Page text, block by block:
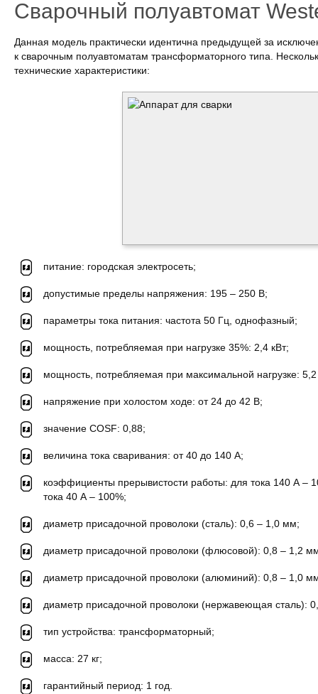
Сварочный полуавтомат
Данная модель практически идентична предыдущей за
к сварочным полуавтоматам трансформаторного типа.
технические характеристики:
питание: городская электросеть;
допустимые пределы напряжения: 195 – 250 В;
параметры тока питания: частота 50 Гц, однофазный;
мощность, потребляемая при нагрузке 35%: 2,4 кВт;
мощность, потребляемая при максимальной нагрузке: 5,2
напряжение при холостом ходе: от 24 до 42 В;
значение COSF: 0,88;
величина тока сваривания: от 40 до 140 А;
коэффициенты прерывистости работы: для тока 140 А –
тока 40 А – 100%;
диаметр присадочной проволоки (сталь): 0,6 – 1,0 мм;
диаметр присадочной проволоки (флюсовой): 0,8 – 1,2
диаметр присадочной проволоки (алюминий): 0,8 – 1,0
диаметр присадочной проволоки (нержавеющая сталь):
тип устройства: трансформаторный;
масса: 27 кг;
гарантийный период: 1 год.